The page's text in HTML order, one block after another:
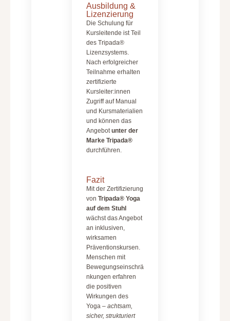
Ausbildung &
Lizenzierung
Die Schulung für
Kursleitende ist Teil
des Tripada®
Lizenzsystems.
Nach erfolgreicher
Teilnahme erhalten
zertifizierte
Kursleiter:innen
Zugriff auf Manual
und Kursmaterialien
und können das
Angebot unter der
Marke Tripada®
durchführen.
Fazit
Mit der Zertifizierung
von Tripada® Yoga
auf dem Stuhl
wächst das Angebot
an inklusiven,
wirksamen
Präventionskursen.
Menschen mit
Bewegungseinschrä
nkungen erfahren
die positiven
Wirkungen des
Yoga – achtsam,
sicher, strukturiert